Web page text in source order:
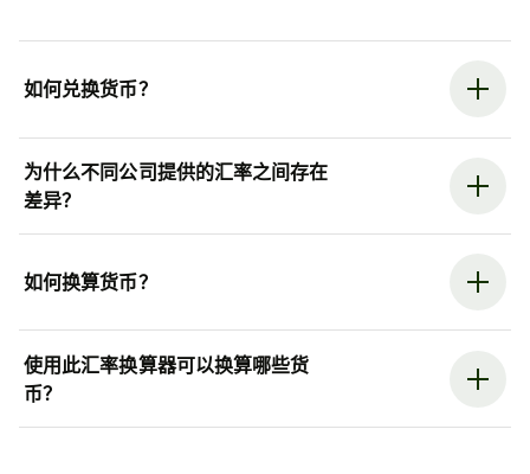
如何兑换货币？
为什么不同公司提供的汇率之间存在
差异？
如何换算货币？
使用此汇率换算器可以换算哪些货
币？